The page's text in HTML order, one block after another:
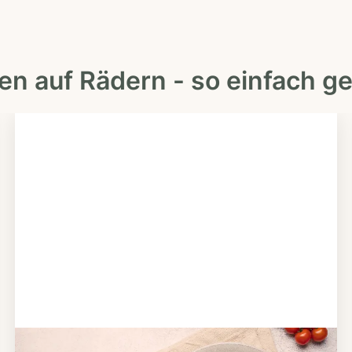
auf Rädern - so einfach